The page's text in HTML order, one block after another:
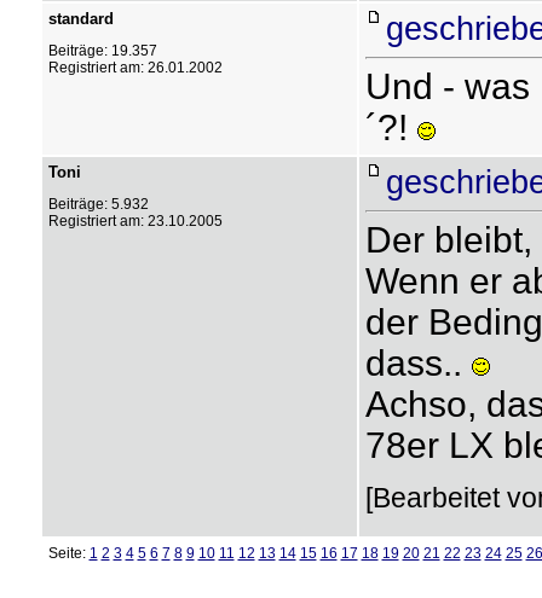
standard
Beiträge: 19.357
Registriert am: 26.01.2002
Und - was
´?!
Toni
Beiträge: 5.932
Registriert am: 23.10.2005
Der
Wenn er
der
dass..
Achso,
78er LX
[Bearbeitet
Seite: 1 2 3 4 5 6 7 8 9 10 11 12 13 14 15 16 17 18 19 20 21 22 23 24 25 26